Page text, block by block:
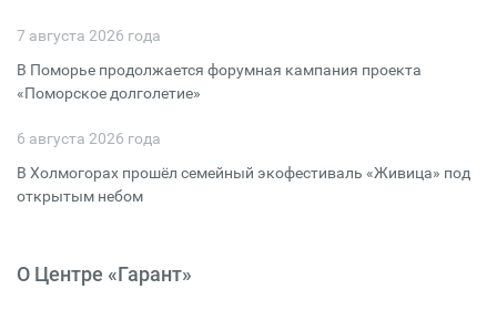
7 августа 2026 года
В Поморье продолжается форумная кампания проекта
«Поморское долголетие»
6 августа 2026 года
В Холмогорах прошёл семейный экофестиваль «Живица» под
открытым небом
О Центре «Гарант»